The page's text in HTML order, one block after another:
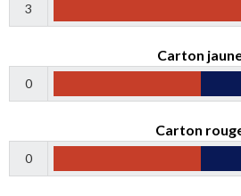
3
Carton
0
Carton
0